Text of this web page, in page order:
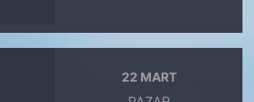
22 MART